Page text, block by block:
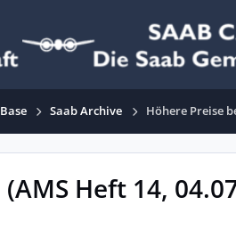
Saab Archive Höhere Preise
Heft 14,